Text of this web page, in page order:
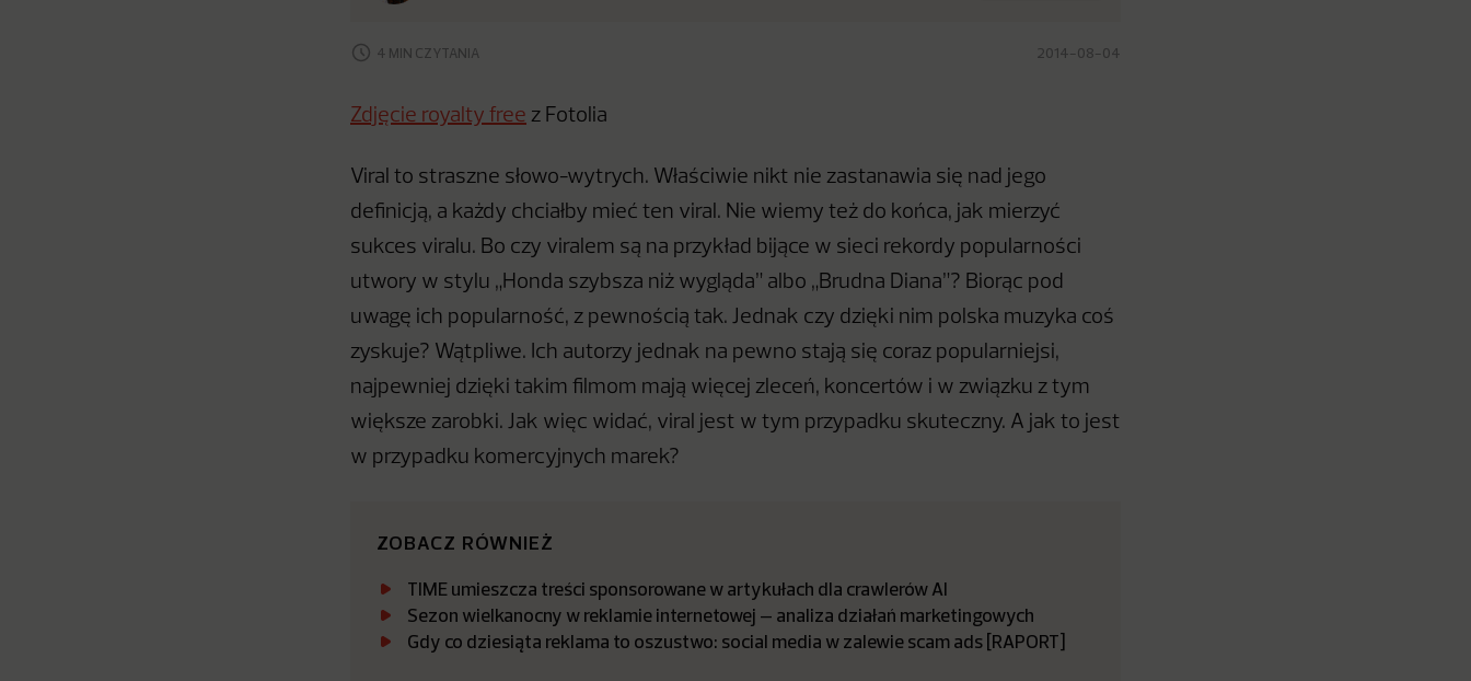
4 MIN CZYTANIA 2014-08-04
Zdjęcie royalty free z Fotolia
Viral to straszne słowo-wytrych. Właściwie nikt nie zastanawia się nad jego
definicją, a każdy chciałby mieć ten viral. Nie wiemy też do końca, jak mierzyć
sukces viralu. Bo czy viralem są na przykład bijące w sieci rekordy popularności
utwory w stylu „Honda szybsza niż wygląda” albo „Brudna Diana”? Biorąc pod
uwagę ich popularność, z pewnością tak. Jednak czy dzięki nim polska muzyka coś
zyskuje? Wątpliwe. Ich autorzy jednak na pewno stają się coraz popularniejsi,
najpewniej dzięki takim filmom mają więcej zleceń, koncertów i w związku z tym
większe zarobki. Jak więc widać, viral jest w tym przypadku skuteczny. A jak to jest
w przypadku komercyjnych marek?
ZOBACZ RÓWNIEŻ
TIME umieszcza treści sponsorowane w artykułach dla crawlerów AI
Sezon wielkanocny w reklamie internetowej – analiza działań marketingowych
Gdy co dziesiąta reklama to oszustwo: social media w zalewie scam ads [RAPORT]